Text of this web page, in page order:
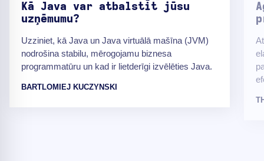
Kā Java var atbalstīt jūsu
uzņēmumu?
Uzziniet, kā Java un Java virtuālā mašīna (JVM)
nodrošina stabilu, mērogojamu biznesa
programmatūru un kad ir lietderīgi izvēlēties Java.
BARTLOMIEJ KUCZYNSKI